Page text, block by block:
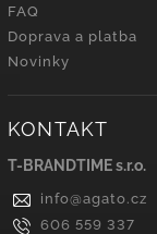
FAQ
Doprava a platba
Novinky
KONTAKT
T-BRANDTIME s.r.o.
info@agato.cz
606 559 337